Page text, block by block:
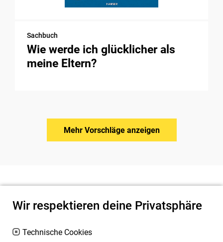
Sachbuch
Wie werde ich glücklicher als
meine Eltern?
Mehr Vorschläge anzeigen
Wir respektieren deine Privatsphäre
Technische Cookies